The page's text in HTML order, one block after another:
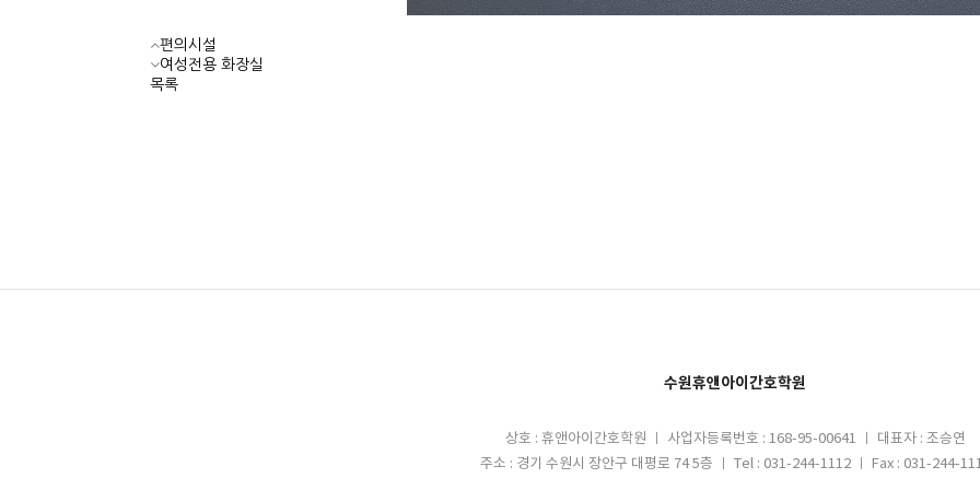
편의시설
여성전용 화장실
목록
수원휴앤아이간호학원
상호 : 휴앤아이간호학원 ㅣ 사업자등록번호 : 168-95-00641 ㅣ 대표자 : 조승연
주소 : 경기 수원시 장안구 대평로 74 5층 ㅣ Tel : 031-244-1112 ㅣ Fax : 031-244-